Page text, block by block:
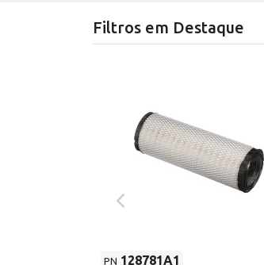
Filtros em Destaque
PN 128781A1